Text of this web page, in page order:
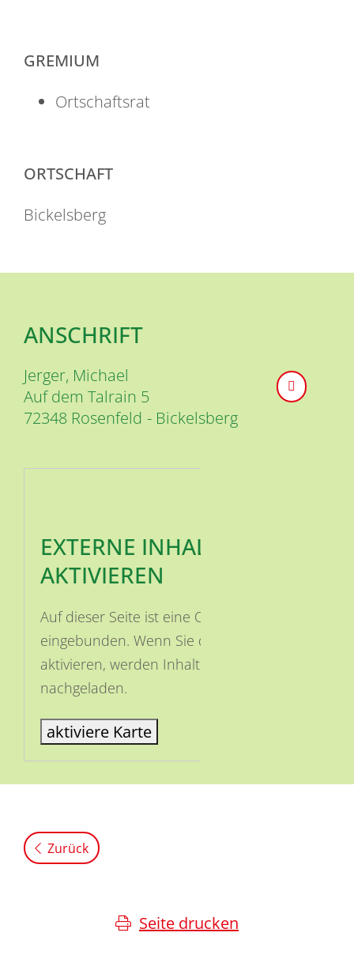
GREMIUM
Ortschaftsrat
ORTSCHAFT
Bickelsberg
ANSCHRIFT
Jerger, Michael
Bickelsberg
Auf dem Talrain 5
72348 Rosenfeld
EXTERNE INHALTE
AKTIVIEREN
Auf dieser Seite ist eine OSM Karte
eingebunden. Wenn Sie die Karte
aktivieren, werden Inhalte von OSM
nachgeladen.
aktiviere Karte
Zurück
Seite drucken